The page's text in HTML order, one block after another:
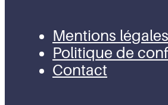
Mentions légales
Politique de
Contact